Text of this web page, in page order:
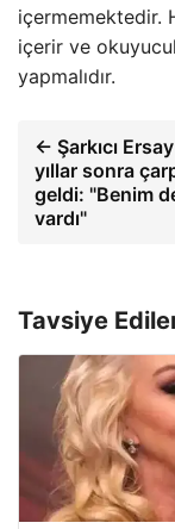
içermemektedir.
içerir ve
yapmalıdır.
← Şarkıcı
yıllar sonra
geldi: "Benim
vardı"
Tavsiye